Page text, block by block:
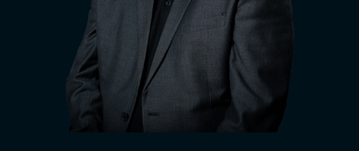
Tafraout 104.9
Casablanca 92.5 Hz
Rabat, Salé 106.9 Hz
Marrakech 90.5 Hz
Agadir 99.7 Hz
Tanger 103.3 Hz
Tétouan 87.8 Hz
Fès 98.8 Hz